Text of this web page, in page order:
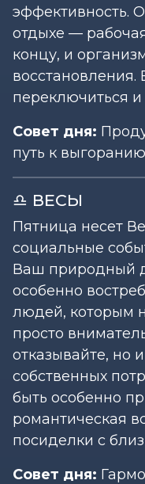
эффективность.
отдыхе —
концу, и
восстановления.
переключиться
Совет дня:
путь к
♎ ВЕСЫ
Пятница несет
социальные
Ваш природный
особенно
людей, которым
просто
отказывайте, но
собственных
быть особенно
романтическая
посиделки с
Совет дня: